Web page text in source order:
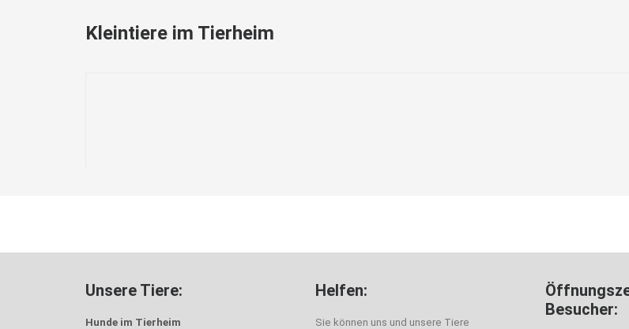
Kleintiere im Tierheim
Unsere Tiere:
Hunde im Tierheim
Helfen:
Sie können uns und unsere Tiere
Besucher: